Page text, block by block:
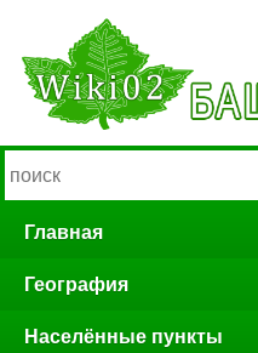
Главная
География
Населённые пункты